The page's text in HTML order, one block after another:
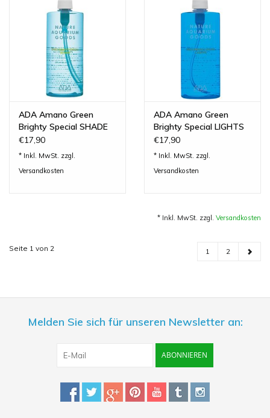
ADA Amano Green
Brighty Special SHADE
€17,90
* Inkl. MwSt. zzgl.
Versandkosten
ADA Amano Green
Brighty Special LIGHTS
€17,90
* Inkl. MwSt. zzgl.
Versandkosten
* Inkl. MwSt. zzgl. Versandkosten
Seite 1 von 2 1 2
Melden Sie sich für unseren Newsletter an:
ABONNIEREN